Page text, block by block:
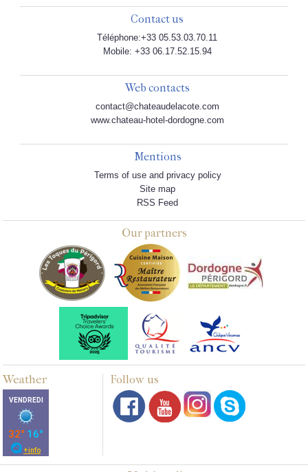
Contact us
Téléphone:+33 05.53.03.70.11
Mobile: +33 06.17.52.15.94
Web contacts
contact@chateaudelacote.com
www.chateau-hotel-dordogne.com
Mentions
Terms of use and privacy policy
Site map
RSS Feed
Our partners
Weather Follow us